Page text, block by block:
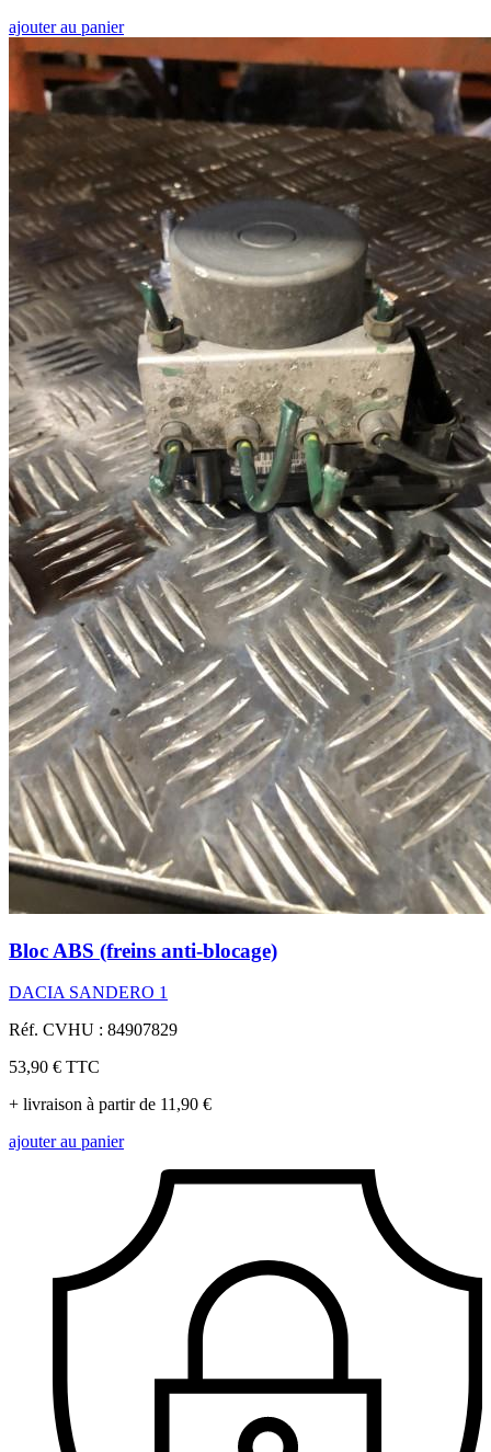
ajouter au panier
Bloc ABS (freins anti-blocage)
DACIA SANDERO 1
Réf. CVHU : 84907829
53,90 € TTC
+ livraison à partir de 11,90 €
ajouter au panier